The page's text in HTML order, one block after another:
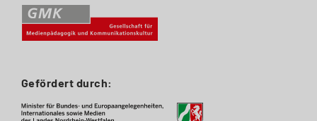
Gefördert durch: